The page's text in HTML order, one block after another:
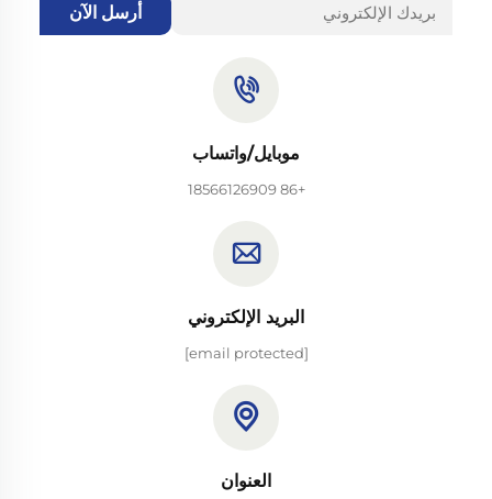
أرسل الآن
موبايل/واتساب
+86 18566126909
البريد الإلكتروني
[email protected]
العنوان